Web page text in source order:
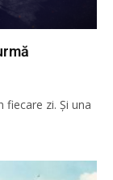
fiecare zi. Și una